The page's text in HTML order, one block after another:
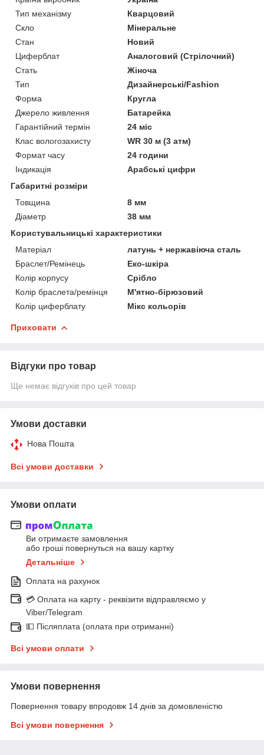
Тип механізму
Кварцовий
Скло
Мінеральне
Стан
Новий
Циферблат
Аналоговий (Стрілочний)
Стать
Жіноча
Тип
Дизайнерські/Fashion
Форма
Кругла
Джерело живлення
Батарейка
Гарантійний термін
24 міс
Клас вологозахисту
WR 30 м (3 атм)
Формат часу
24 години
Індикація
Арабські цифри
Габаритні розміри
Товщина
8 мм
Діаметр
38 мм
Користувальницькі характеристики
Матеріал
латунь + нержавіюча сталь
Браслет/Ремінець
Еко-шкіра
Колір корпусу
Срібло
Колір браслета/ремінця
М'ятно-бірюзовий
Колір циферблату
Мікс кольорів
Приховати
Відгуки про товар
Ще немає відгуків про цей товар
Умови доставки
Нова Пошта
Всі умови доставки
Умови оплати
Ви отримаєте замовлення
або гроші повернуться на вашу картку
Детальніше
Оплата на рахунок
💳 Оплата на карту - реквізити відправляємо у
Viber/Telegram
💵 Післяплата (оплата при отриманні)
Всі умови оплати
Умови повернення
Повернення товару впродовж 14 днів за домовленістю
Всі умови повернення